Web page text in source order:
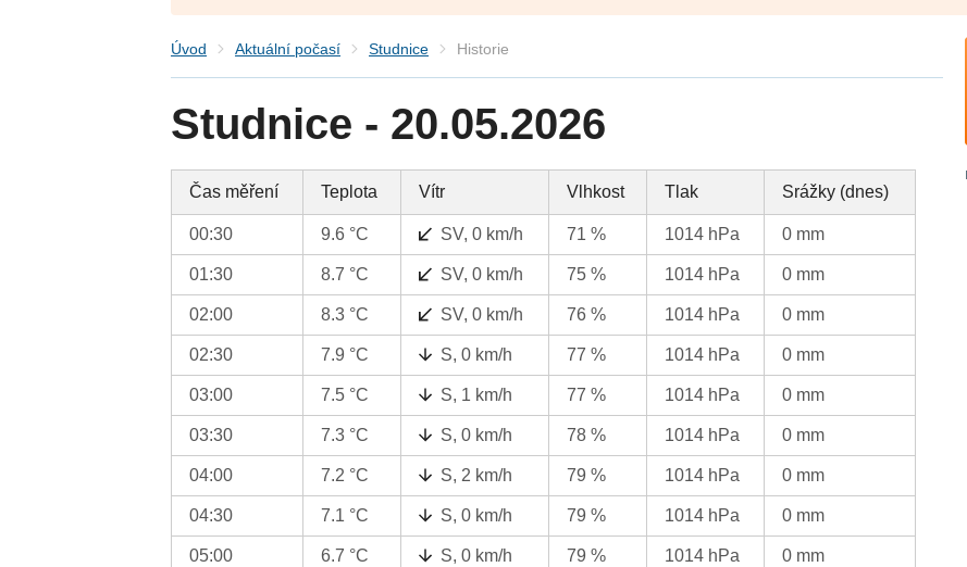
Úvod Aktuální počasí Studnice Historie
Studnice - 20.05.2026
Čas měření Teplota Vítr Vlhkost Tlak Srážky (dnes)
00:30 9.6 °C SV, 0 km/h 71 % 1014 hPa 0 mm
01:30 8.7 °C SV, 0 km/h 75 % 1014 hPa 0 mm
02:00 8.3 °C SV, 0 km/h 76 % 1014 hPa 0 mm
02:30 7.9 °C S, 0 km/h 77 % 1014 hPa 0 mm
03:00 7.5 °C S, 1 km/h 77 % 1014 hPa 0 mm
03:30 7.3 °C S, 0 km/h 78 % 1014 hPa 0 mm
04:00 7.2 °C S, 2 km/h 79 % 1014 hPa 0 mm
04:30 7.1 °C S, 0 km/h 79 % 1014 hPa 0 mm
05:00 6.7 °C S, 0 km/h 79 % 1014 hPa 0 mm